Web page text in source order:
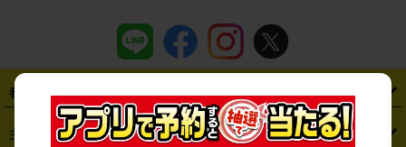
都道府県から探す
・ 北海道 ・青森県 ・岩手県 ・宮城県 ・秋田県 ・山形県
主要駅から探す